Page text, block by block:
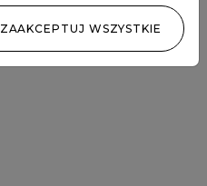
ZAAKCEPTUJ WSZYSTKIE